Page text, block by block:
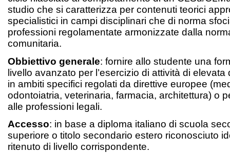
studio che si caratterizza per contenuti teorici
specialistici in campi disciplinari che di norma
professioni regolamentate armonizzate dalla
comunitaria.
Obbiettivo generale: fornire allo studente una
livello avanzato per l’esercizio di attività di elevata
in ambiti specifici regolati da direttive europee
odontoiatria, veterinaria, farmacia, architettura) o
alle professioni legali.
Accesso: in base a diploma italiano di scuola
superiore o titolo secondario estero riconosciuto
ritenuto di livello corrispondente.